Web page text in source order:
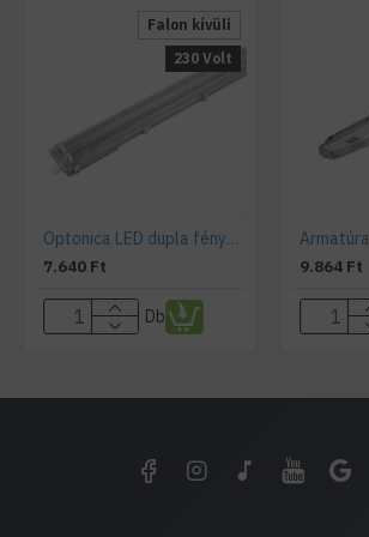
Falon kívüli
230 Volt
Optonica LED dupla fénycsöves armatúra 2x1200mm T8 foglalat IP65
7.640 Ft
Db
9.864 Ft